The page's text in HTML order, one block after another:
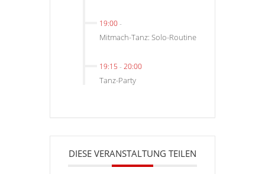
19:00-
Mitmach-Tanz: Solo-Routine
19:15 - 20:00
Tanz-Party
DIESE VERANSTALTUNG TEILEN